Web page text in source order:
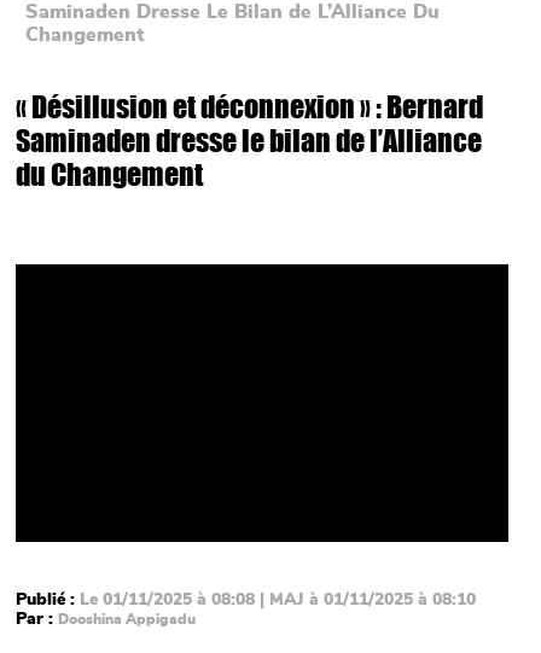
Saminaden Dresse Le Bilan de L’Alliance Du
Changement
« Désillusion et déconnexion » : Bernard
Saminaden dresse le bilan de l’Alliance
du Changement
Publié : Le 01/11/2025 à 08:08 | MAJ à 01/11/2025 à 08:10
Par : Dooshina Appigadu